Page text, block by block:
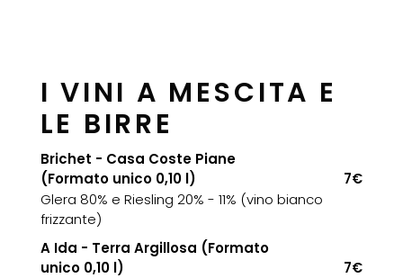
I VINI A MESCITA E
LE BIRRE
Brichet - Casa Coste Piane
(Formato unico 0,10 l)
7€
Glera 80% e Riesling 20% - 11% (vino bianco
frizzante)
A Ida - Terra Argillosa (Formato
unico 0,10 l)
7€